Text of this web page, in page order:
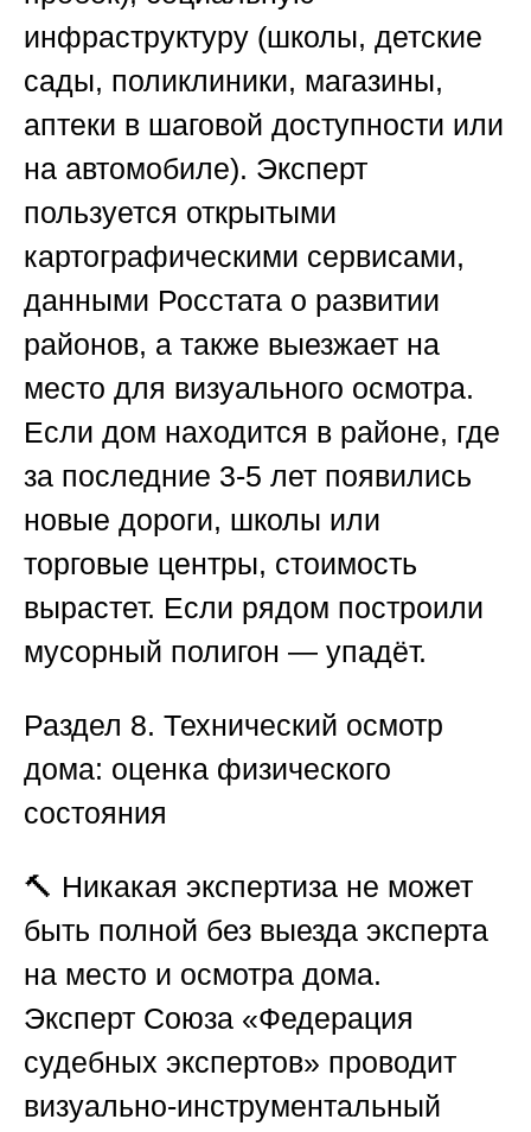
инфраструктуру (школы, детские
сады, поликлиники, магазины,
аптеки в шаговой доступности или
на автомобиле). Эксперт
пользуется открытыми
картографическими сервисами,
данными Росстата о развитии
районов, а также выезжает на
место для визуального осмотра.
Если дом находится в районе, где
за последние 3-5 лет появились
новые дороги, школы или
торговые центры, стоимость
вырастет. Если рядом построили
мусорный полигон — упадёт.
Раздел 8. Технический осмотр
дома: оценка физического
состояния
🔨 Никакая экспертиза не может
быть полной без выезда эксперта
на место и осмотра дома.
Эксперт Союза «Федерация
судебных экспертов» проводит
визуально-инструментальный